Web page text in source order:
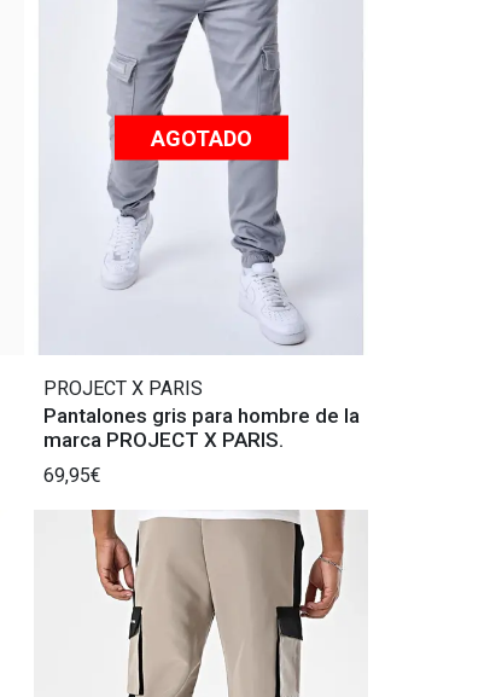
AGOTADO
PROJECT X PARIS
Pantalones gris para hombre de la
marca PROJECT X PARIS.
69,95€